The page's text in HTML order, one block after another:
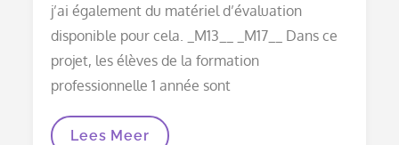
j’ai également du matériel d’évaluation
disponible pour cela. _M13__ _M17__ Dans ce
projet, les élèves de la formation
professionnelle 1 année sont
LKR
Lees Meer